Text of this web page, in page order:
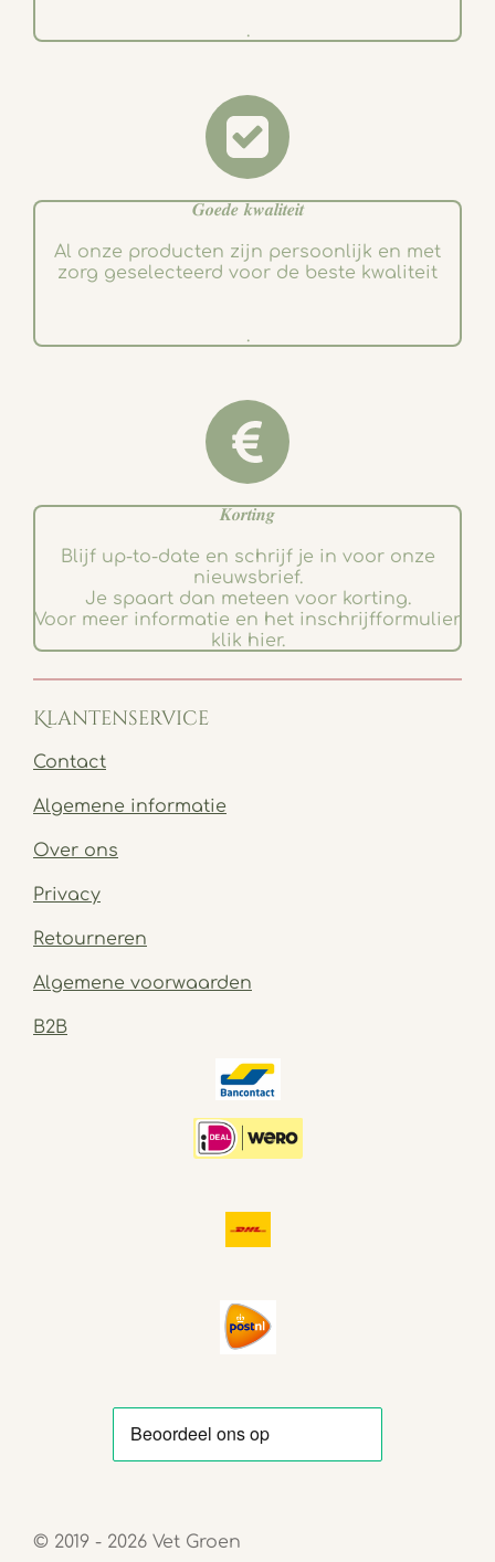
.
𝑮𝒐𝒆𝒅𝒆 𝒌𝒘𝒂𝒍𝒊𝒕𝒆𝒊𝒕
Al onze producten zijn persoonlijk en met
zorg geselecteerd voor de beste kwaliteit
.
𝑲𝒐𝒓𝒕𝒊𝒏𝒈
Blijf up-to-date en schrijf je in voor onze
nieuwsbrief.
Je spaart dan meteen voor korting.
Voor meer informatie en het inschrijfformulier
klik hier.
Klantenservice
Contact
Algemene informatie
Over ons
Privacy
Retourneren
Algemene voorwaarden
B2B
© 2019 - 2026 Vet Groen